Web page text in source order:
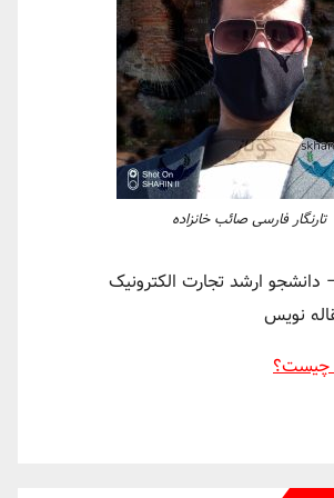
تارنگار فارسی صائب خانزاده
دانشجو ارشد تجارت الکترونیک
نویس
چیست؟